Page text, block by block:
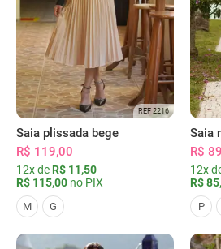
REF 2216
Saia plissada bege
R$ 119,00
12x de R$ 11,50
R$ 115,00 no PIX
M G
R$
12x
R$
P